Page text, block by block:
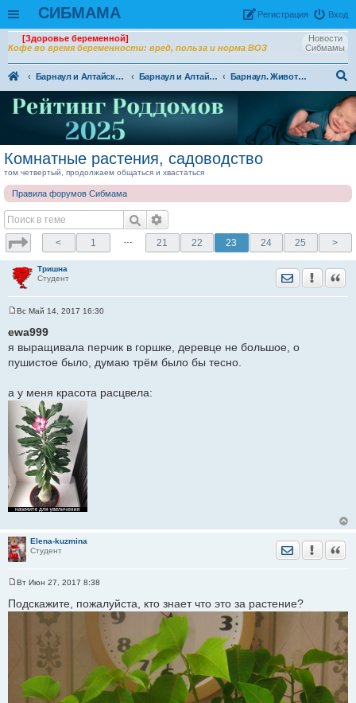
СИБМАМА Вход
Рeгиcтpaция
Новости
Сибмамы
[Здоровье беременной]
Кофе во время беременности: вред, польза и норма ВОЗ
Барнаул и Алтайский край Барнаул и Алтайский край - разговоры обо всем
Барнаул. Животные и растения, флора и фауна
ои
ск
Комнатные растения, садоводство
том четвертый, продолжаем общаться и хвастаться
Правила форумов Сибмама
< 1 … 21 22 23 24 25 >
Тришна
Студент
Отправить
о
б
е
е
Вс Май 14, 2017 16:30
ewa999
я выращивала перчик в горшке, деревце не большое, о
пушистое было, думаю трём было бы тесно.
а у меня красота расцвела:
Elena-kuzmina
Студент
Отправить
о
Вт Июн 27, 2017 8:38
Подскажите, пожалуйста, кто знает что это за растение?